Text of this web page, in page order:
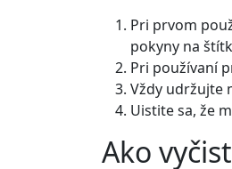
Pri prvom
pokyny na
Pri používaní
Vždy udržujte
Uistite sa, že
Ako